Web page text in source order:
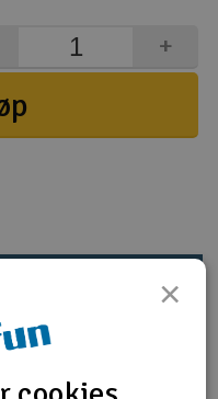
+
×